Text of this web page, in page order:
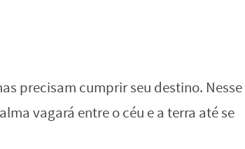
precisam cumprir seu destino. Nesse
vagará entre o céu e a terra até se